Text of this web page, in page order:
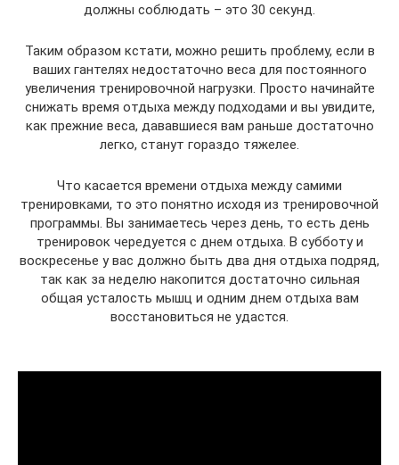
должны соблюдать – это 30 секунд.
Таким образом кстати, можно решить проблему, если в
ваших гантелях недостаточно веса для постоянного
увеличения тренировочной нагрузки. Просто начинайте
снижать время отдыха между подходами и вы увидите,
как прежние веса, дававшиеся вам раньше достаточно
легко, станут гораздо тяжелее.
Что касается времени отдыха между самими
тренировками, то это понятно исходя из тренировочной
программы. Вы занимаетесь через день, то есть день
тренировок чередуется с днем отдыха. В субботу и
воскресенье у вас должно быть два дня отдыха подряд,
так как за неделю накопится достаточно сильная
общая усталость мышц и одним днем отдыха вам
восстановиться не удастся.